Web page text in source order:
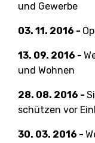
und Gewerbe
03. 11. 2016 -
13. 09. 2016 -
und Wohnen
28. 08. 2016 -
schützen vor
30. 03. 2016 -